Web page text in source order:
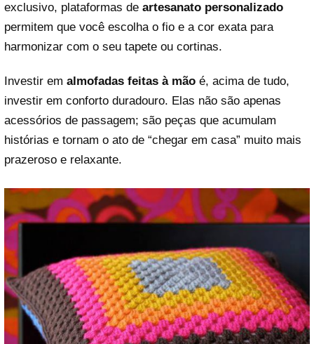
exclusivo, plataformas de artesanato personalizado
permitem que você escolha o fio e a cor exata para
harmonizar com o seu tapete ou cortinas.
Investir em almofadas feitas à mão é, acima de tudo,
investir em conforto duradouro. Elas não são apenas
acessórios de passagem; são peças que acumulam
histórias e tornam o ato de “chegar em casa” muito mais
prazeroso e relaxante.